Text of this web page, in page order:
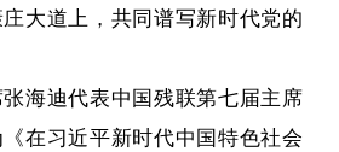
大道上，共同谱写新时代党的
迪代表中国残联第七届主席
在习近平新时代中国特色社会